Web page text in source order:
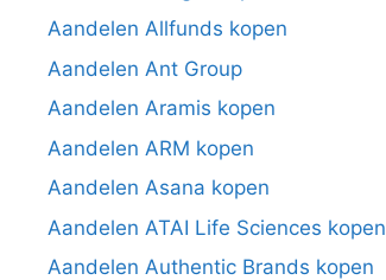
Aandelen Allfunds kopen
Aandelen Ant Group
Aandelen Aramis kopen
Aandelen ARM kopen
Aandelen Asana kopen
Aandelen ATAI Life Sciences kopen
Aandelen Authentic Brands kopen